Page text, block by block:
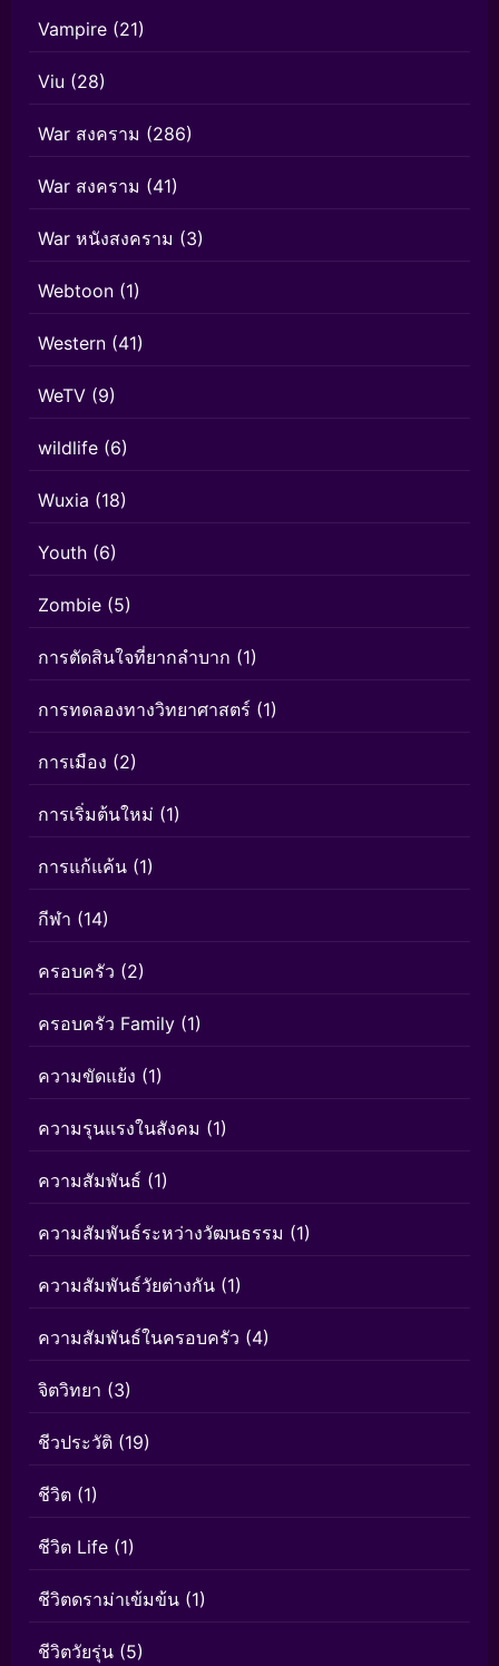
Vampire (21)
Viu (28)
War สงคราม (286)
War สงคราม (41)
War หนังสงคราม (3)
Webtoon (1)
Western (41)
WeTV (9)
wildlife (6)
Wuxia (18)
Youth (6)
Zombie (5)
การตัดสินใจที่ยากลำบาก (1)
การทดลองทางวิทยาศาสตร์ (1)
การเมือง (2)
การเริ่มต้นใหม่ (1)
การแก้แค้น (1)
กีฬา (14)
ครอบครัว (2)
ครอบครัว Family (1)
ความขัดแย้ง (1)
ความรุนแรงในสังคม (1)
ความสัมพันธ์ (1)
ความสัมพันธ์ระหว่างวัฒนธรรม (1)
ความสัมพันธ์วัยต่างกัน (1)
ความสัมพันธ์ในครอบครัว (4)
จิตวิทยา (3)
ชีวประวัติ (19)
ชีวิต (1)
ชีวิต Life (1)
ชีวิตดราม่าเข้มข้น (1)
ชีวิตวัยรุ่น (5)